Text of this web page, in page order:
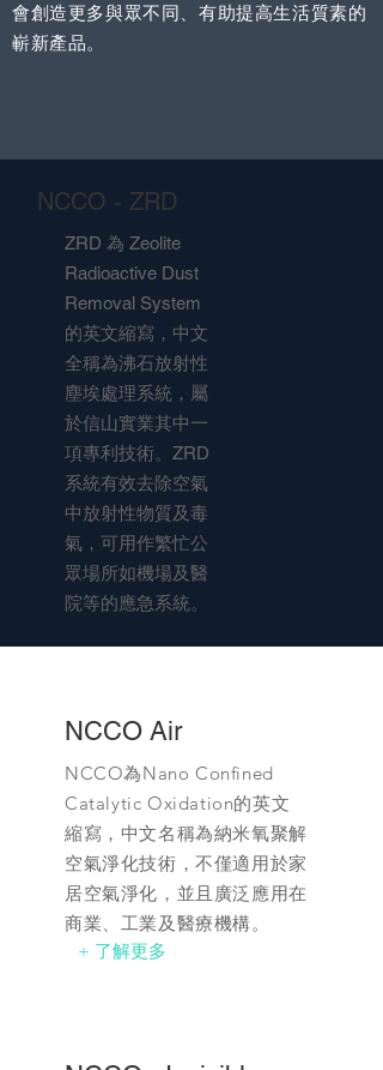
會創造更多與眾不同、有助提高生活質素的
嶄新產品。
NCCO - ZRD
ZRD 為 Zeolite
Radioactive Dust
Removal System
的英文縮寫，中文
全稱為沸石放射性
塵埃處理系統，屬
於信山實業其中一
項專利技術。ZRD
系統有效去除空氣
中放射性物質及毒
氣，可用作繁忙公
眾場所如機場及醫
院等的應急系統。
NCCO Air
NCCO為Nano Confined
Catalytic Oxidation的英文
縮寫，中文名稱為納米氧聚解
空氣淨化技術，不僅適用於家
居空氣淨化，並且廣泛應用在
商業、工業及醫療機構。
+ 了解更多